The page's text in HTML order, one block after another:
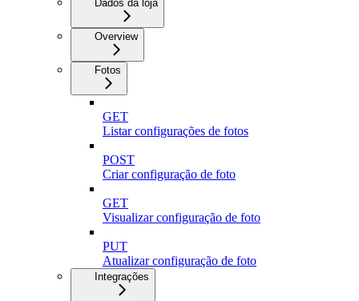
Dados da loja
Overview
Fotos
GET
Listar configurações de fotos
POST
Criar configuração de foto
GET
Visualizar configuração de foto
PUT
Atualizar configuração de foto
Integrações